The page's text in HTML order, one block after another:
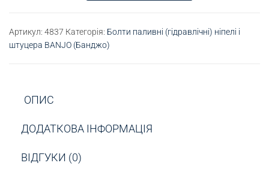
Артикул: 4837 Категорія: Болти паливні (гідравлічні) ніпелі і
штуцера BANJO (Банджо)
ОПИС
ДОДАТКОВА ІНФОРМАЦІЯ
ВІДГУКИ (0)